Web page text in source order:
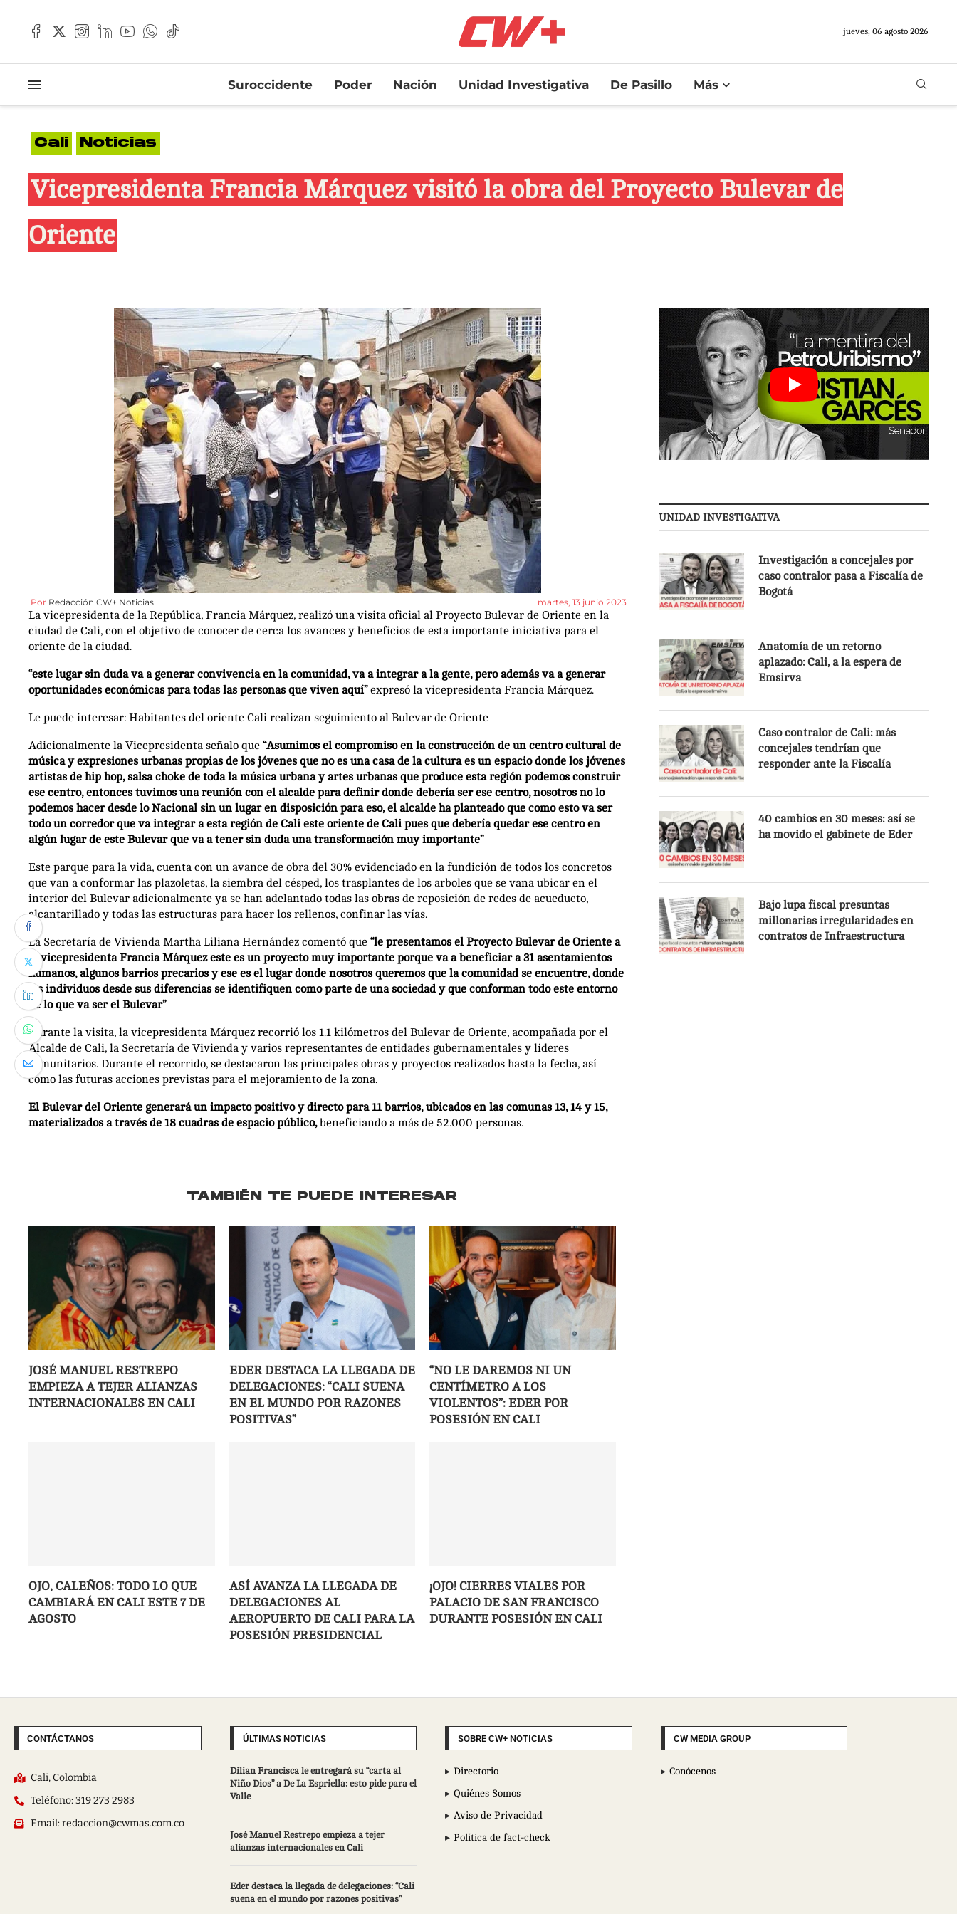
jueves, 06 agosto 2026
Suroccidente Poder Nación Unidad Investigativa De Pasillo Más
Cali Noticias
Vicepresidenta Francia Márquez visitó la obra del Proyecto Bulevar de
Oriente
Por Redacción CW+ Noticias martes, 13 junio 2023
La vicepresidenta de la República, Francia Márquez, realizó una visita oficial al Proyecto Bulevar de Oriente en la
ciudad de Cali, con el objetivo de conocer de cerca los avances y beneficios de esta importante iniciativa para el
oriente de la ciudad.
“este lugar sin duda va a generar convivencia en la comunidad, va a integrar a la gente, pero además va a generar
oportunidades económicas para todas las personas que viven aquí”expresó la vicepresidenta Francia Márquez.
Le puede interesar: Habitantes del oriente Cali realizan seguimiento al Bulevar de Oriente
Adicionalmente la Vicepresidenta señalo que “Asumimos el compromiso en la construcción de un centro cultural de
música y expresiones urbanas propias de los jóvenes que no es una casa de la cultura es un espacio donde los jóvenes
artistas de hip hop, salsa choke de toda la música urbana y artes urbanas que produce esta región podemos construir
ese centro, entonces tuvimos una reunión con el alcalde para definir donde debería ser ese centro, nosotros no lo
podemos hacer desde lo Nacional sin un lugar en disposición para eso, el alcalde ha planteado que como esto va ser
todo un corredor que va integrar a esta región de Cali este oriente de Cali pues que debería quedar ese centro en
algún lugar de este Bulevar que va a tener sin duda una transformación muy importante”
Este parque para la vida, cuenta con un avance de obra del 30% evidenciado en la fundición de todos los concretos
que van a conformar las plazoletas, la siembra del césped, los trasplantes de los arboles que se vana ubicar en el
interior del Bulevar adicionalmente ya se han adelantado todas las obras de reposición de redes de acueducto,
alcantarillado y todas las estructuras para hacer los rellenos, confinar las vías.
La Secretaría de Vivienda Martha Liliana Hernández comentó que “le presentamos el Proyecto Bulevar de Oriente a
la vicepresidenta Francia Márquez este es un proyecto muy importante porque va a beneficiar a 31 asentamientos
humanos, algunos barrios precarios y ese es el lugar donde nosotros queremos que la comunidad se encuentre, donde
los individuos desde sus diferencias se identifiquen como parte de una sociedad y que conforman todo este entorno
de lo que va ser el Bulevar”
Durante la visita, la vicepresidenta Márquez recorrió los 1.1 kilómetros del Bulevar de Oriente, acompañada por el
Alcalde de Cali, la Secretaría de Vivienda y varios representantes de entidades gubernamentales y líderes
comunitarios. Durante el recorrido, se destacaron las principales obras y proyectos realizados hasta la fecha, así
como las futuras acciones previstas para el mejoramiento de la zona.
El Bulevar del Oriente generará un impacto positivo y directo para 11 barrios, ubicados en las comunas 13, 14 y 15,
materializados a través de 18 cuadras de espacio público,beneficiando a más de 52.000 personas.
TAMBIÉN TE PUEDE INTERESAR
JOSÉ MANUEL RESTREPO
EMPIEZA A TEJER ALIANZAS
INTERNACIONALES EN CALI
EDER DESTACA LA LLEGADA DE
DELEGACIONES: “CALI SUENA
EN EL MUNDO POR RAZONES
POSITIVAS”
“NO LE DAREMOS NI UN
CENTÍMETRO A LOS
VIOLENTOS”: EDER POR
POSESIÓN EN CALI
OJO, CALEÑOS: TODO LO QUE
CAMBIARÁ EN CALI ESTE 7 DE
AGOSTO
ASÍ AVANZA LA LLEGADA DE
DELEGACIONES AL
AEROPUERTO DE CALI PARA LA
POSESIÓN PRESIDENCIAL
¡OJO! CIERRES VIALES POR
PALACIO DE SAN FRANCISCO
DURANTE POSESIÓN EN CALI
UNIDAD INVESTIGATIVA
Investigación a concejales por
caso contralor pasa a Fiscalía de
Bogotá
Anatomía de un retorno
aplazado: Cali, a la espera de
Emsirva
Caso contralor de Cali: más
concejales tendrían que
responder ante la Fiscalía
40 cambios en 30 meses: así se
ha movido el gabinete de Eder
Bajo lupa fiscal presuntas
millonarias irregularidades en
contratos de Infraestructura
CONTÁCTANOS
Cali, Colombia
Teléfono: 319 273 2983
Email: redaccion@cwmas.com.co
ÚLTIMAS NOTICIAS
Dilian Francisca le entregará su “carta al
Niño Dios” a De La Espriella: esto pide para el
Valle
José Manuel Restrepo empieza a tejer
alianzas internacionales en Cali
Eder destaca la llegada de delegaciones: “Cali
suena en el mundo por razones positivas”
SOBRE CW+ NOTICIAS
Directorio
Quiénes Somos
Aviso de Privacidad
Política de fact-check
CW MEDIA GROUP
Conócenos